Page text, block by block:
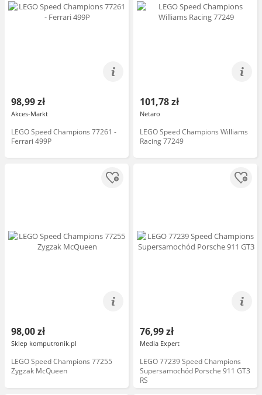
98,99 zł
Akces-Markt
LEGO Speed Champions 77261 -
Ferrari 499P
101,78 zł
Netaro
LEGO Speed Champions Williams
Racing 77249
98,00 zł
Sklep komputronik.pl
LEGO Speed Champions 77255
Zygzak McQueen
76,99 zł
Media Expert
LEGO 77239 Speed Champions
Supersamochód Porsche 911 GT3
RS